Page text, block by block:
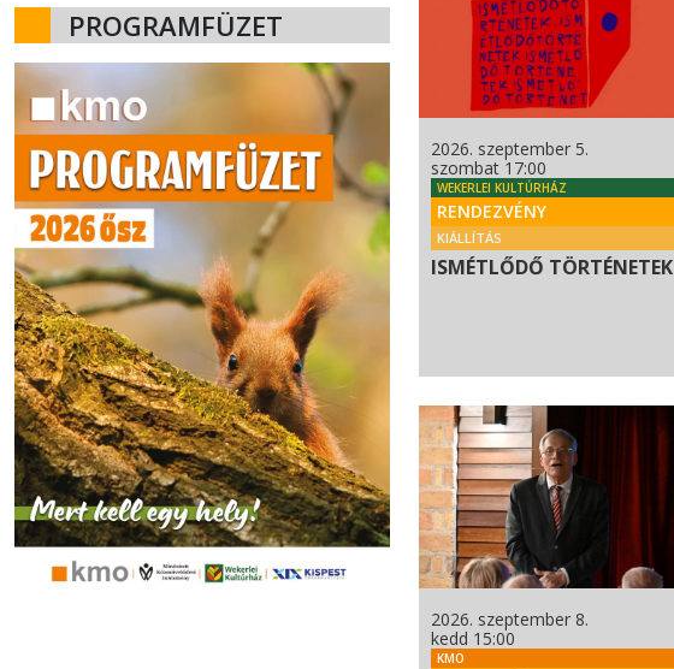
PROGRAMFÜZET
2026. szeptember 5.
szombat 17:00
WEKERLEI KULTÚRHÁZ
RENDEZVÉNY
KIÁLLÍTÁS
ISMÉTLŐDŐ TÖRTÉNETEK
2026. szeptember 8.
kedd 15:00
KMO